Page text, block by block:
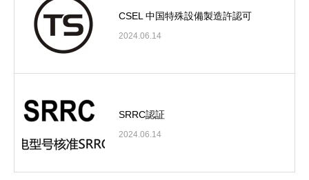
CSEL 中国特殊設備製造許認可
2024.06.14
SRRC認証
2024.06.14